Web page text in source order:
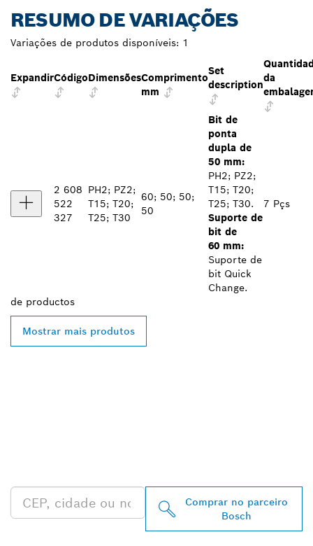
RESUMO DE VARIAÇÕES
Variações de produtos disponíveis: 1
ExpandirCódigoDimensõesComprimento
mm
Set
description
da
2 608
522
327
PH2; PZ2;
T15; T20;
T25; T30
60; 50; 50;
50
Bit de
ponta
dupla de
50 mm:
PH2; PZ2;
T15; T20;
T25; T30.
Suporte de
bit de
60 mm:
Suporte de
bit Quick
Change.
7 Pçs
de productos
Mostrar mais produtos
Comprar no parceiro
Bosch